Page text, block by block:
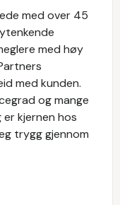
med over 45
med høy
med kunden.
og mange
er kjernen hos
trygg gjennom